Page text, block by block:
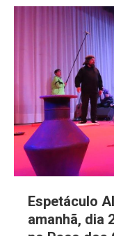
Espetáculo
amanhã, dia